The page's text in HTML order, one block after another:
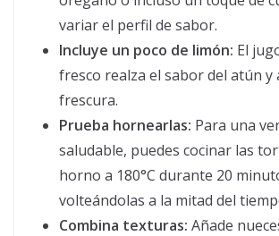
variar el perfil de sabor.
Incluye un poco de limón: El
fresco realza el sabor del atún y
frescura.
Prueba hornearlas: Para una
saludable, puedes cocinar las
horno a 180°C durante 20
volteándolas a la mitad del
Combina texturas: Añade